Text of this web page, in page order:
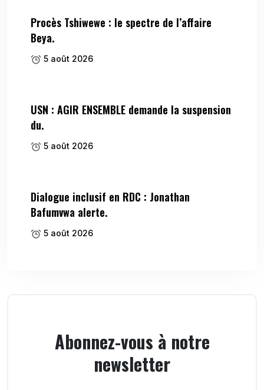
Procès Tshiwewe : le spectre de l’affaire
Beya.
5 août 2026
USN : AGIR ENSEMBLE demande la suspension
du.
5 août 2026
Dialogue inclusif en RDC : Jonathan
Bafumvwa alerte.
5 août 2026
Abonnez-vous à notre
newsletter